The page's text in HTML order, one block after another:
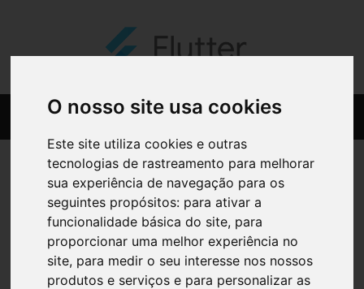
O nosso site usa cookies
Este site utiliza cookies e outras
tecnologias de rastreamento para melhorar
sua experiência de navegação para os
seguintes propósitos: para ativar a
funcionalidade básica do site, para
proporcionar uma melhor experiência no
site, para medir o seu interesse nos nossos
produtos e serviços e para personalizar as